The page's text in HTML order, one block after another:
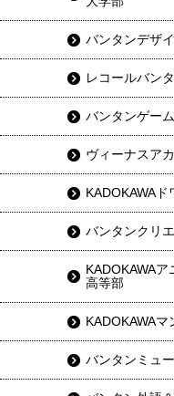
バンタンデザ
レコールバン
バンタンゲー
ヴィーナスア
KADOKAWA
バンタンクリ
KADOKAWA
高等部
KADOKAWA
バンタンミュ